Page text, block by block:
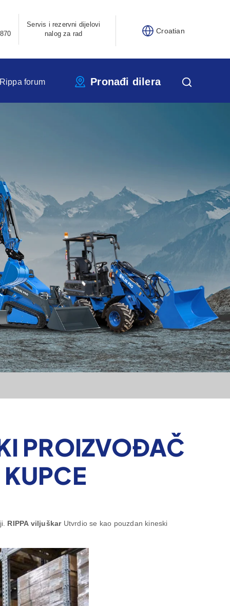
Servis i rezervni dijelovi
nalog za rad
Croatian
forum Pronađi dilera
PROIZVOĐAČ
RIPPA viljuškarUtvrdio se kao pouzdan kineski